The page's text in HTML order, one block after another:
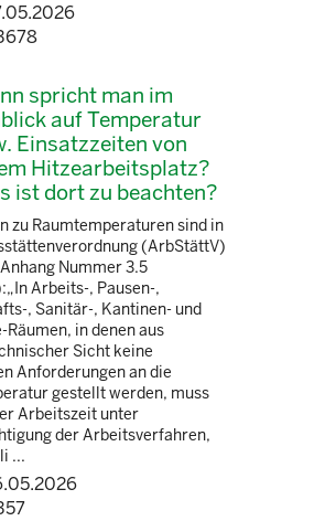
spricht man im
auf Temperatur
Einsatzzeiten von
Hitzearbeitsplatz?
ist dort zu beachten?
zu Raumtemperaturen sind in
(ArbStättV)
Nummer 3.5
Arbeits-, Pausen-,
, Sanitär-, Kantinen- und
in denen aus
Sicht keine
Anforderungen an die
gestellt werden, muss
Arbeitszeit unter
der Arbeitsverfahren,
...